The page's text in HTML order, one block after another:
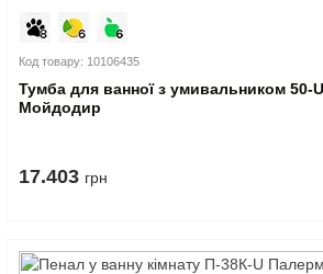
Код товару: 10106435
Тумба для ванної з умивальником 50-
Мойдодир
17.403 грн